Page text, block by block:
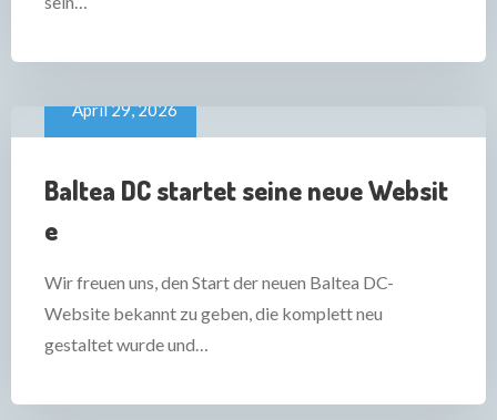
April 29, 2026
Baltea DC startet seine neue Websit
e
Wir freuen uns, den Start der neuen Baltea DC-
Website bekannt zu geben, die komplett neu
gestaltet wurde und…